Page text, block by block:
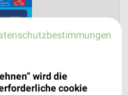
wird die
cookie